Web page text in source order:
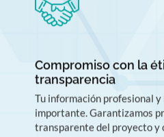
transparencia
Tu información profesional y
importante. Garantizamos
transparente del proyecto
sitio web en todo momento.